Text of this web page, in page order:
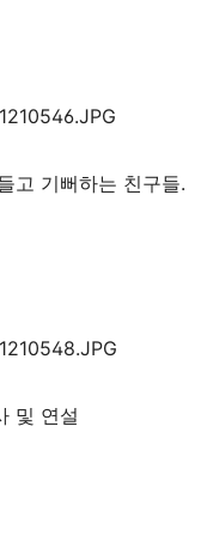
고 기뻐하는 친구들.
및 연설